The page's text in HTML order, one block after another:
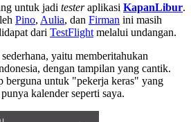
untuk jadi testeraplikasi KapanLibur.
Pino, Aulia, dan Firman ini masih
dari TestFlight melalui undangan.
yaitu memberitahukan
dengan tampilan yang cantik.
berguna untuk "pekerja keras" yang
kalender seperti saya.